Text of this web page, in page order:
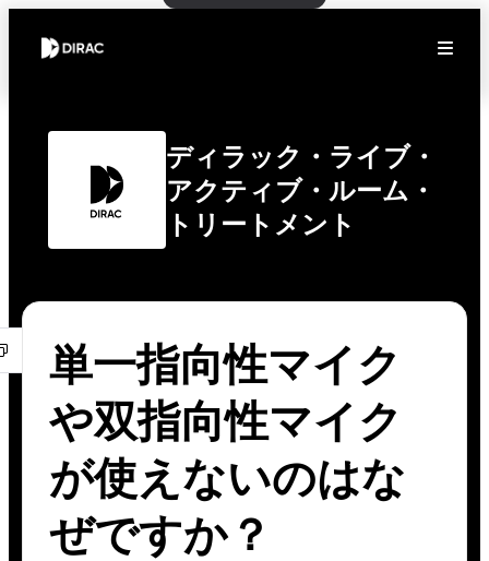
ディラック・ライブ・
アクティブ・ルーム・
トリートメント
単一指向性マイク
や双指向性マイク
が使えないのはな
ぜですか？